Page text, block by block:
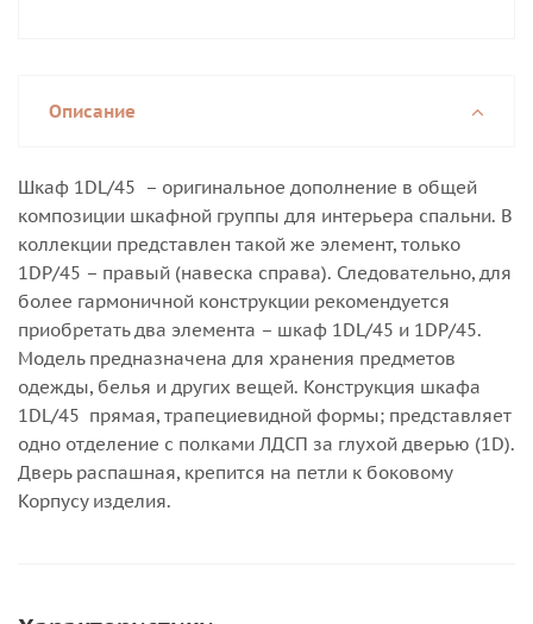
Описание
Шкаф 1DL/45 – оригинальное дополнение в общей
композиции шкафной группы для интерьера спальни. В
коллекции представлен такой же элемент, только
1DP/45 – правый (навеска справа). Следовательно, для
более гармоничной конструкции рекомендуется
приобретать два элемента – шкаф 1DL/45 и 1DP/45.
Модель предназначена для хранения предметов
одежды, белья и других вещей. Конструкция шкафа
1DL/45 прямая, трапециевидной формы; представляет
одно отделение с полками ЛДСП за глухой дверью (1D).
Дверь распашная, крепится на петли к боковому
Корпусу изделия.